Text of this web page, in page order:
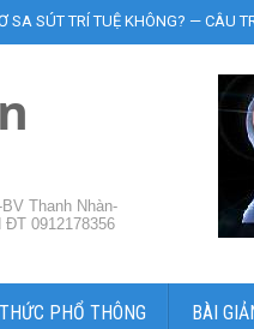
SA SÚT TRÍ TUỆ KHÔNG? — CÂU
Thanh Nhàn-
ĐT 0912178356
PHỔ THÔNG BÀI